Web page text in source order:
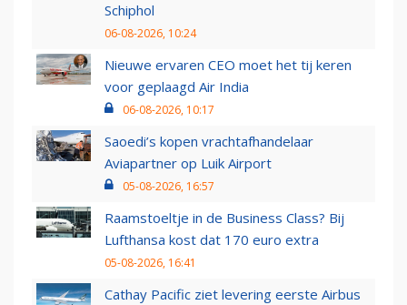
Schiphol
06-08-2026, 10:24
Nieuwe ervaren CEO moet het tij keren
voor geplaagd Air India
06-08-2026, 10:17
Saoedi’s kopen vrachtafhandelaar
Aviapartner op Luik Airport
05-08-2026, 16:57
Raamstoeltje in de Business Class? Bij
Lufthansa kost dat 170 euro extra
05-08-2026, 16:41
Cathay Pacific ziet levering eerste Airbus